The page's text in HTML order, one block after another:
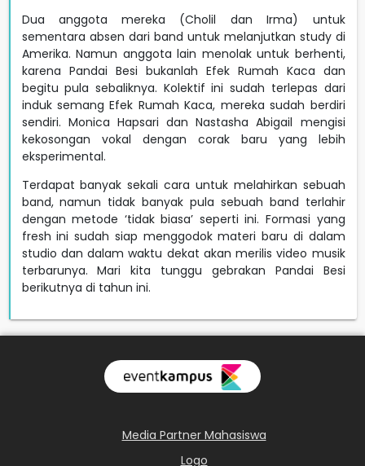
Dua anggota mereka (Cholil dan Irma) untuk
sementara absen dari band untuk melanjutkan study di
Amerika. Namun anggota lain menolak untuk berhenti,
karena Pandai Besi bukanlah Efek Rumah Kaca dan
begitu pula sebaliknya. Kolektif ini sudah terlepas dari
induk semang Efek Rumah Kaca, mereka sudah berdiri
sendiri. Monica Hapsari dan Nastasha Abigail mengisi
kekosongan vokal dengan corak baru yang lebih
eksperimental.
Terdapat banyak sekali cara untuk melahirkan sebuah
band, namun tidak banyak pula sebuah band terlahir
dengan metode ‘tidak biasa’ seperti ini. Formasi yang
fresh ini sudah siap menggodok materi baru di dalam
studio dan dalam waktu dekat akan merilis video musik
terbarunya. Mari kita tunggu gebrakan Pandai Besi
berikutnya di tahun ini.
Media Partner Mahasiswa
Logo